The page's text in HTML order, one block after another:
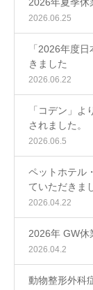
2026.06.25
「2026年度
きました
2026.06.22
「コデン」
されました。
2026.06.5
ペットホテル
ていただきま
2026.04.22
2026年 GW休
2026.04.2
動物整形外科